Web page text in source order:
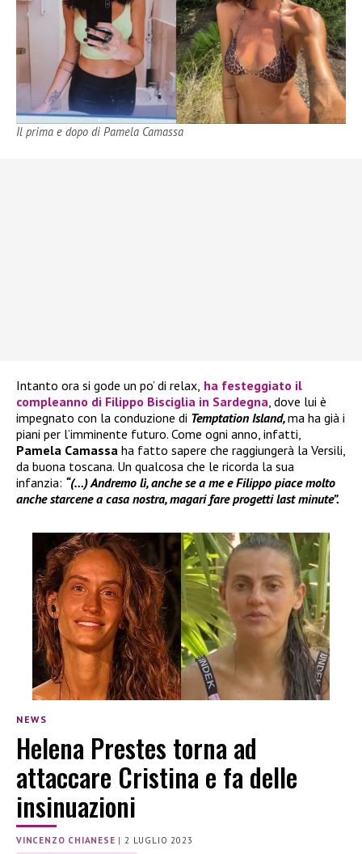
Il prima e dopo di Pamela Camassa
Intanto ora si gode un po’ di relax, ha festeggiato il
compleanno di Filippo Bisciglia in Sardegna, dove lui è
impegnato con la conduzione di Temptation Island,ma ha già i
piani per l’imminente futuro. Come ogni anno, infatti,
Pamela Camassa ha fatto sapere che raggiungerà la Versili,
da buona toscana. Un qualcosa che le ricorda la sua
infanzia: “(…) Andremo lì, anche se a me e Filippo piace molto
anche starcene a casa nostra, magari fare progetti last minute”.
NEWS
Helena Prestes torna ad
attaccare Cristina e fa delle
insinuazioni
VINCENZO CHIANESE | 2 LUGLIO 2023